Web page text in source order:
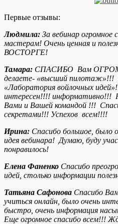
Первые отзывы:
Людмила: За вебинар огромное
мастерам! Очень ценная и
ВОСТОРГЕ!
Тамара: СПАСИБО Вам
делаете- «высший пилотаж»!!!
«Лаборатория войлочных
интересен!!!! информативно!!!
Вами и Вашей командой !!!
секретами!!! Успехов всем!!!!
Ирина: Спасибо большое, было
идея вебинара! Думаю, буду
понравилось!
Елена Фаненко Спасибо
идей, столько информации
Татьяна Сафонова Спасибо
учиться онлайн, было очень
быстро, очень информация
Еще огромное спасибо всем!!!